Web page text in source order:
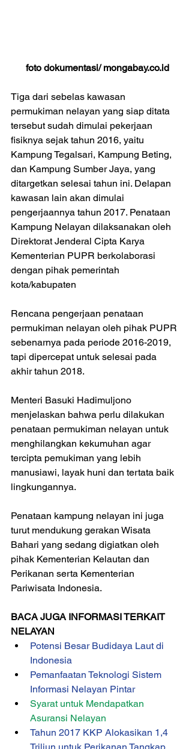
foto dokumentasi/ mongabay.co.id
Tiga dari sebelas kawasan
permukiman nelayan yang siap ditata
tersebut sudah dimulai pekerjaan
fisiknya sejak tahun 2016, yaitu
Kampung Tegalsari, Kampung Beting,
dan Kampung Sumber Jaya, yang
ditargetkan selesai tahun ini. Delapan
kawasan lain akan dimulai
pengerjaannya tahun 2017. Penataan
Kampung Nelayan dilaksanakan oleh
Direktorat Jenderal Cipta Karya
Kementerian PUPR berkolaborasi
dengan pihak pemerintah
kota/kabupaten
Rencana pengerjaan penataan
permukiman nelayan oleh pihak PUPR
sebenarnya pada periode 2016-2019,
tapi dipercepat untuk selesai pada
akhir tahun 2018.
Menteri Basuki Hadimuljono
menjelaskan bahwa perlu dilakukan
penataan permukiman nelayan untuk
menghilangkan kekumuhan agar
tercipta pemukiman yang lebih
manusiawi, layak huni dan tertata baik
lingkungannya.
Penataan kampung nelayan ini juga
turut mendukung gerakan Wisata
Bahari yang sedang digiatkan oleh
pihak Kementerian Kelautan dan
Perikanan serta Kementerian
Pariwisata Indonesia.
BACA JUGA INFORMASI TERKAIT
NELAYAN
Potensi Besar Budidaya Laut di
Indonesia
Pemanfaatan Teknologi Sistem
Informasi Nelayan Pintar
Syarat untuk Mendapatkan
Asuransi Nelayan
Tahun 2017 KKP Alokasikan 1,4